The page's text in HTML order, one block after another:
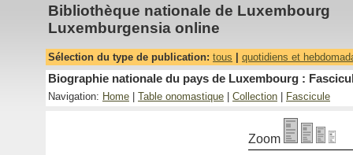
Bibliothèque nationale de Luxembourg
Luxemburgensia online
Sélection du type de publication: tous quotidiens et
Biographie nationale du pays de Luxembourg :
Navigation: Home Table onomastique Collection Fascicule
Zoom